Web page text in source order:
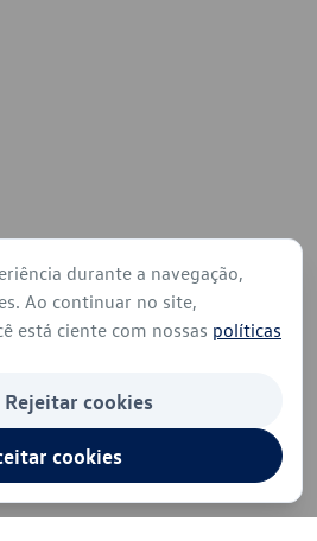
durante a navegação,
Ao continuar no site,
está ciente com nossas políticas
Rejeitar cookies
cookies